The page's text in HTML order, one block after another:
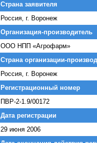
Страна заявителя
Россия, г. Воронеж
Организация-производитель
ООО НПП «Агрофарм»
Страна организации-
Россия, г. Воронеж
Регистрационный номер
ПВР-2-1.9/00172
Дата регистрации
29 июня 2006